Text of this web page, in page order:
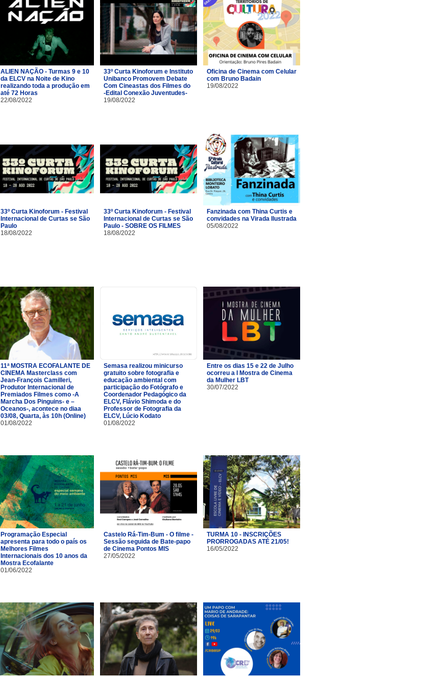
ALIEN NAÇÃO - Turmas 9 e 10
da ELCV na Noite de Kino
realizando toda a produção em
até 72 Horas
22/08/2022
33º Curta Kinoforum e Instituto
Unibanco Promovem Debate
Com Cineastas dos Filmes do
-Edital Conexão Juventudes-
19/08/2022
Oficina de Cinema com Celular
com Bruno Badain
19/08/2022
33º Curta Kinoforum - Festival
Internacional de Curtas se São
Paulo
18/08/2022
33º Curta Kinoforum - Festival
Internacional de Curtas se São
Paulo - SOBRE OS FILMES
18/08/2022
Fanzinada com Thina Curtis e
convidades na Virada Ilustrada
05/08/2022
11ª MOSTRA ECOFALANTE DE
CINEMA Masterclass com
Jean-François Camilleri,
Produtor Internacional de
Premiados Filmes como -A
Marcha Dos Pinguins- e –
Oceanos-, acontece no diaa
03/08, Quarta, às 10h (Online)
01/08/2022
Semasa realizou minicurso
gratuito sobre fotografia e
educação ambiental com
participação do Fotógrafo e
Coordenador Pedagógico da
ELCV, Flávio Shimoda e do
Professor de Fotografia da
ELCV, Lúcio Kodato
01/08/2022
Entre os dias 15 e 22 de Julho
ocorreu a I Mostra de Cinema
da Mulher LBT
30/07/2022
Programação Especial
apresenta para todo o país os
Melhores Filmes
Internacionais dos 10 anos da
Mostra Ecofalante
01/06/2022
Castelo Rá-Tim-Bum - O filme -
Sessão seguida de Bate-papo
de Cinema Pontos MIS
27/05/2022
TURMA 10 - INSCRIÇÕES
PRORROGADAS ATÉ 21/05!
16/05/2022